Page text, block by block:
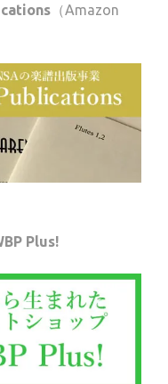
（Amazon
Plus!